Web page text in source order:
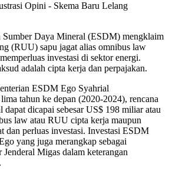
Opini - Skema Baru Lelang
Sumber Daya Mineral (ESDM) mengklaim
(RUU) sapu jagat alias omnibus law
investasi di sektor energi.
adalah cipta kerja dan perpajakan.
ESDM Ego Syahrial
tahun ke depan (2020-2024), rencana
dicapai sebesar US$ 198 miliar atau
law atau RUU cipta kerja maupun
dan perluas investasi. Investasi ESDM
yang juga merangkap sebagai
Migas dalam keterangan